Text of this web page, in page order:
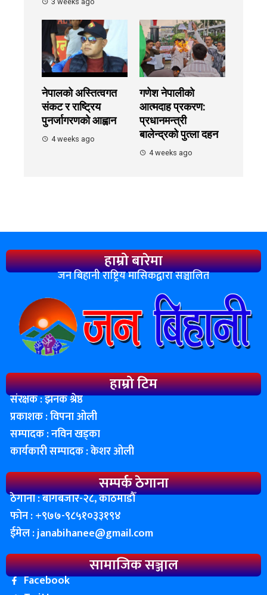
नेपालको अस्तित्वगत
संकट र राष्ट्रिय
पुनर्जागरणको आह्वान
4 weeks ago
गणेश नेपालीको
आत्मदाह प्रकरण:
प्रधानमन्त्री
बालेन्द्रको पुत्ला दहन
4 weeks ago
हाम्रो बारेमा
जन बिहानी राष्ट्रिय मासिकद्वारा सञ्चालित
हाम्रो टिम
संरक्षक : झनक श्रेष्ठ
प्रकाशक : विपना ओली
सम्पादक : नविन खड्का
कार्यकारी सम्पादक : केशर ओली
सम्पर्क ठेगाना
ठेगाना : बागबजार-२८, काठमाडाैँ
फोन : ‌+९७७-९८५१०३३१९४
ईमेल :janabihanee@gmail.com
सामाजिक सञ्जाल
Facebook